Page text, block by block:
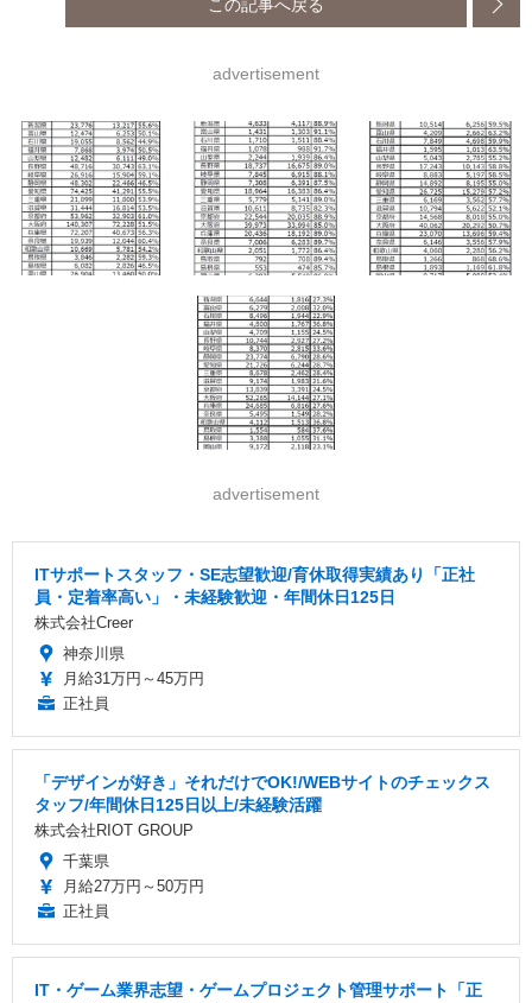
この記事へ戻る
advertisement
advertisement
ITサポートスタッフ・SE志望歓迎/育休取得実績あり「正社
員・定着率高い」・未経験歓迎・年間休日125日
株式会社Creer
神奈川県
月給31万円～45万円
正社員
「デザインが好き」それだけでOK!/WEBサイトのチェックス
タッフ/年間休日125日以上/未経験活躍
株式会社RIOT GROUP
千葉県
月給27万円～50万円
正社員
IT・ゲーム業界志望・ゲームプロジェクト管理サポート「正